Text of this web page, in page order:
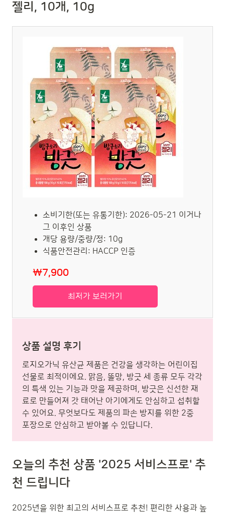
젤리, 10개, 10g
소비기한(또는 유통기한): 2026-05-21 이거나
그 이후인 상품
개당 용량/중량/정: 10g
식품안전관리: HACCP 인증
₩7,900
최저가 보러가기
상품 설명 후기
로지오가닉 유산균 제품은 건강을 생각하는 어린이집
선물로 최적이에요. 맑음, 똘망, 방긋 세 종류 모두 각각
의 특색 있는 기능과 맛을 제공하며, 방긋은 신선한 재
료로 만들어져 갓 태어난 아기에게도 안심하고 섭취할
수 있어요. 무엇보다도 제품의 파손 방지를 위한 2중
포장으로 안심하고 받아볼 수 있답니다.
오늘의 추천 상품 '2025 서비스프로' 추
천 드립니다
2025년을 위한 최고의 서비스프로 추천! 편리한 사용과 높